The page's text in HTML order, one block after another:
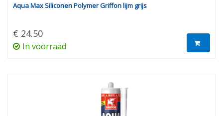
Aqua Max Siliconen Polymer Griffon lijm grijs
€ 24.50
In voorraad